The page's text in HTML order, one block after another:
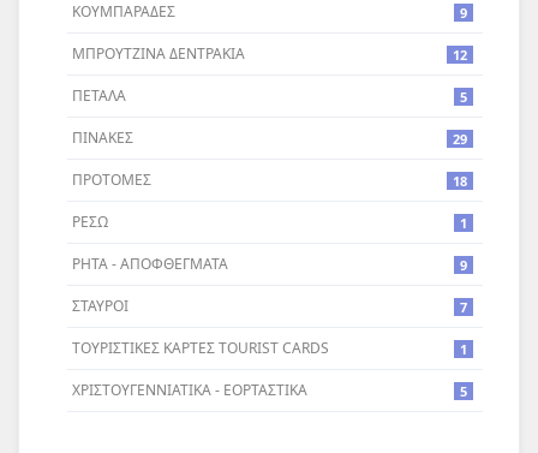
ΚΟΥΜΠΑΡΑΔΕΣ 9
ΜΠΡΟΥΤΖΙΝΑ ΔΕΝΤΡΑΚΙΑ 12
ΠΕΤΑΛΑ 5
ΠΙΝΑΚΕΣ 29
ΠΡΟΤΟΜΕΣ 18
ΡΕΣΩ 1
ΡΗΤΑ - ΑΠΟΦΘΕΓΜΑΤΑ 9
ΣΤΑΥΡΟI 7
ΤΟΥΡΙΣΤΙΚΕΣ ΚΑΡΤΕΣ TOURIST CARDS 1
ΧΡΙΣΤΟΥΓΕΝΝΙΑΤΙΚΑ - ΕΟΡΤΑΣΤΙΚΑ 5